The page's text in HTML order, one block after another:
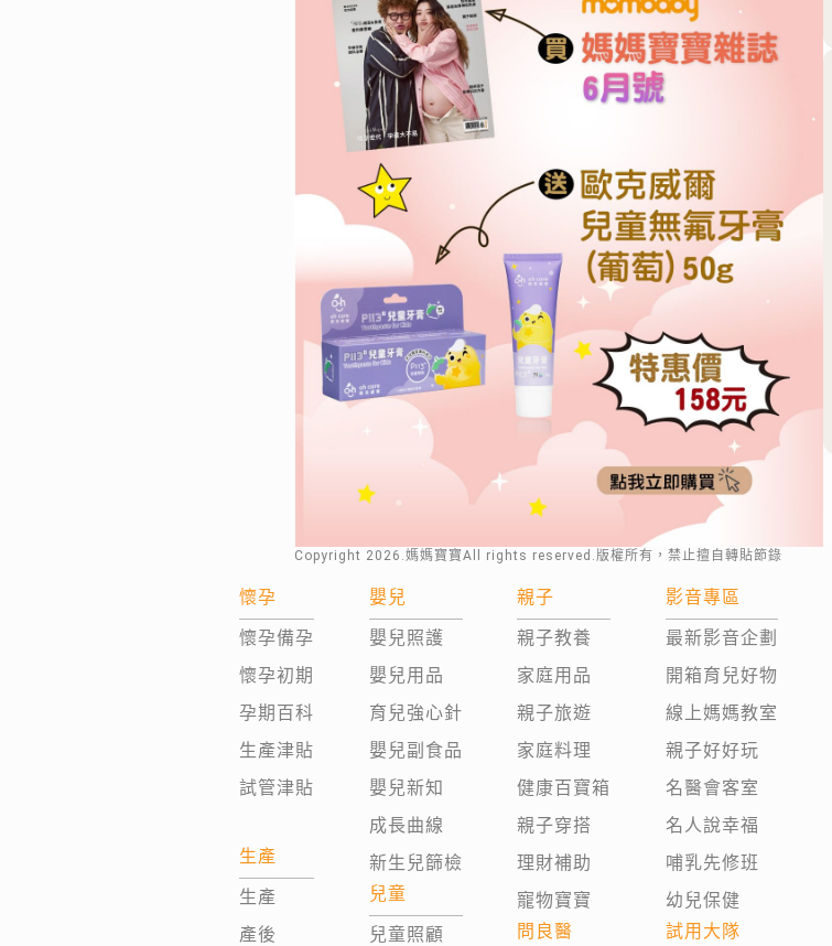
Copyright 2026 .媽媽寶寶All rights reserved.版權所有，禁止擅自轉貼節錄
懷孕
懷孕備孕
懷孕初期
孕期百科
生產津貼
試管津貼
生產
生產
產後
嬰兒
嬰兒照護
嬰兒用品
育兒強心針
嬰兒副食品
嬰兒新知
成長曲線
新生兒篩檢
兒童
兒童照顧
親子
親子教養
家庭用品
親子旅遊
家庭料理
健康百寶箱
親子穿搭
理財補助
寵物寶寶
問良醫
影音專區
最新影音企劃
開箱育兒好物
線上媽媽教室
親子好好玩
名醫會客室
名人說幸福
哺乳先修班
幼兒保健
試用大隊